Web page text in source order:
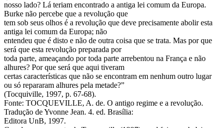
nosso lado? Lá teriam encontrado a antiga lei comum da Europa.
Burke não percebe que a revolução que
tem sob seus olhos é a revolução que deve precisamente abolir esta
antiga lei comum da Europa; não
entendeu que é disto e não de outra coisa que se trata. Mas por que
será que esta revolução preparada por
toda parte, ameaçando por toda parte arrebentou na França e não
alhures? Por que será que aqui tiveram
certas características que não se encontram em nenhum outro lugar
ou só repararam alhures pela metade?”
(Tocquiville, 1997, p. 67-68).
Fonte: TOCQUEVILLE, A. de. O antigo regime e a revolução.
Tradução de Yvonne Jean. 4. ed. Brasília:
Editora UnB, 1997.